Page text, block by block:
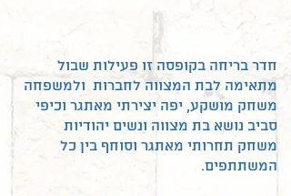
חדר בריחה בקופסה זו פעילות שבול
מתאימה לבת המצווה לחברות ולמשפחה
משחק מושקע, יפה יצירתי מאתגר וכיפי
סביב נושא בת מצווה ונשים יהודיות
משחק תחרותי מאתגר וסוחף בין כל
המשתתפים.